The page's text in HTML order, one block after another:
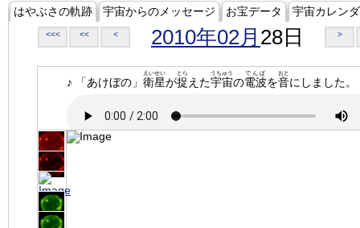
はやぶさの軌跡 宇宙からのメッセージ お宝データ 宇宙カレン
<<< << < 2010年02月 28日 >
♪ 「あけぼの」 衛星
えいせい
が捉
とら
えた宇宙
うちゅう
の電波
でんぱ
を音
おと
にしました。